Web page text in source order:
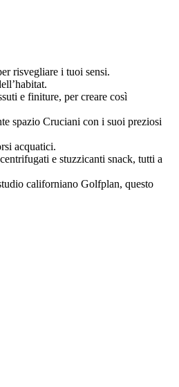
risvegliare i tuoi sensi.
e finiture, per creare così
spazio Cruciani con i suoi preziosi
acquatici.
e stuzzicanti snack, tutti a
californiano Golfplan, questo